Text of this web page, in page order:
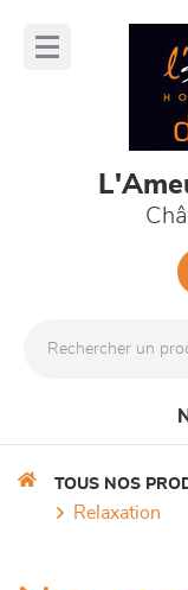
TOUS NOS
relaxation